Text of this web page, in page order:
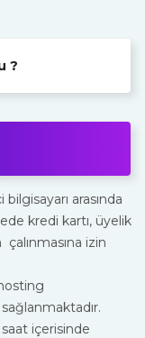
?
arasında
kredi kartı, üyelik
izin
sağlanmaktadır.
içerisinde